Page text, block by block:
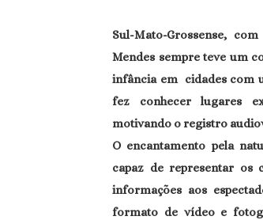
Sul-Mato-Grossense,
Mendes sempre teve um
infância em cidades com
fez conhecer lugares
motivando o registro
O encantamento pela
capaz de representar os
informações aos
formato de vídeo e